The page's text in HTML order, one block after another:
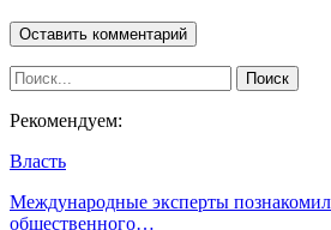
Рекомендуем:
Власть
Международные эксперты
общественного…